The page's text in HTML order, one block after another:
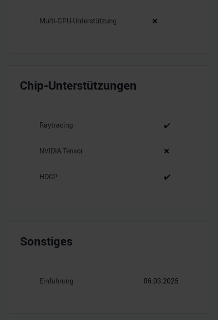
Multi-GPU-Unterstützung ❌
Chip-Unterstützungen
Raytracing ✔️
NVIDIA Tensor ❌
HDCP ✔️
Sonstiges
Einführung 06.03.2025